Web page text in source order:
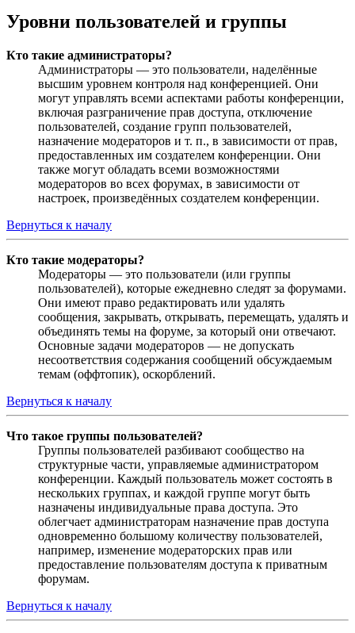
Уровни пользователей и группы
Кто такие администраторы?
Администраторы — это пользователи, наделённые
высшим уровнем контроля над конференцией. Они
могут управлять всеми аспектами работы конференции,
включая разграничение прав доступа, отключение
пользователей, создание групп пользователей,
назначение модераторов и т. п., в зависимости от прав,
предоставленных им создателем конференции. Они
также могут обладать всеми возможностями
модераторов во всех форумах, в зависимости от
настроек, произведённых создателем конференции.
Вернуться к началу
Кто такие модераторы?
Модераторы — это пользователи (или группы
пользователей), которые ежедневно следят за форумами.
Они имеют право редактировать или удалять
сообщения, закрывать, открывать, перемещать, удалять и
объединять темы на форуме, за который они отвечают.
Основные задачи модераторов — не допускать
несоответствия содержания сообщений обсуждаемым
темам (оффтопик), оскорблений.
Вернуться к началу
Что такое группы пользователей?
Группы пользователей разбивают сообщество на
структурные части, управляемые администратором
конференции. Каждый пользователь может состоять в
нескольких группах, и каждой группе могут быть
назначены индивидуальные права доступа. Это
облегчает администраторам назначение прав доступа
одновременно большому количеству пользователей,
например, изменение модераторских прав или
предоставление пользователям доступа к приватным
форумам.
Вернуться к началу